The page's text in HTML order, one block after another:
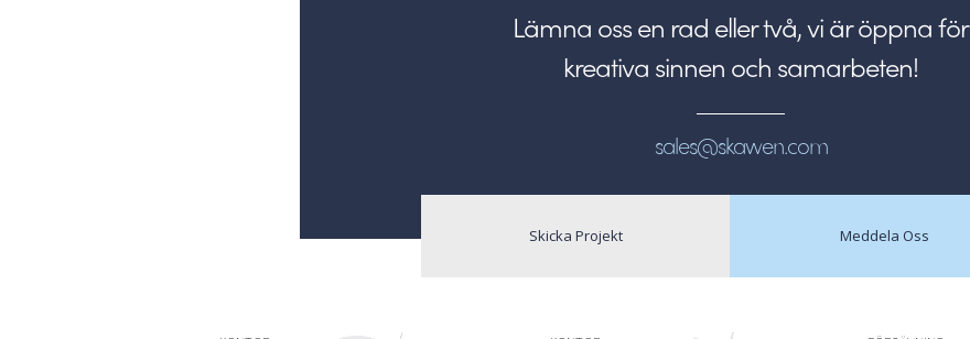
Lämna oss en rad eller två, vi är öppna för
kreativa sinnen och samarbeten!
sales@skawen.com
Skicka Projekt Meddela Oss